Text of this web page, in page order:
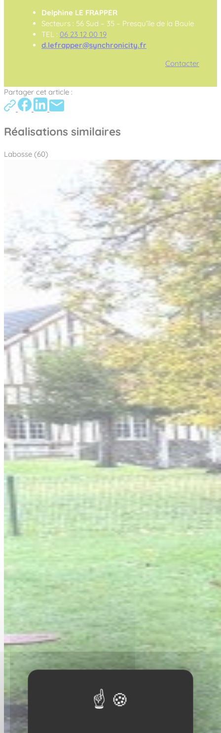
Delphine LE FRAPPER
Secteurs : 56 Sud – 35 – Presqu’île de la Baule
TEL : 06 23 12 00 19
d.lefrapper@synchronicity.fr
Contacter
Partager cet article :
Réalisations similaires
Labosse (60)